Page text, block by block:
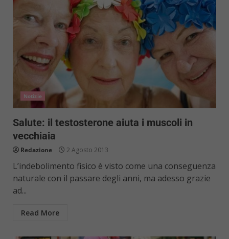
Notizie
Salute: il testosterone aiuta i muscoli in
vecchiaia
Redazione 2 Agosto 2013
L’indebolimento fisico è visto come una conseguenza
naturale con il passare degli anni, ma adesso grazie
ad...
Read More